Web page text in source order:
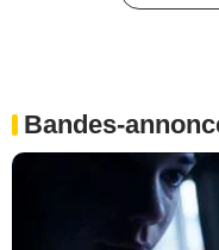
Bandes-